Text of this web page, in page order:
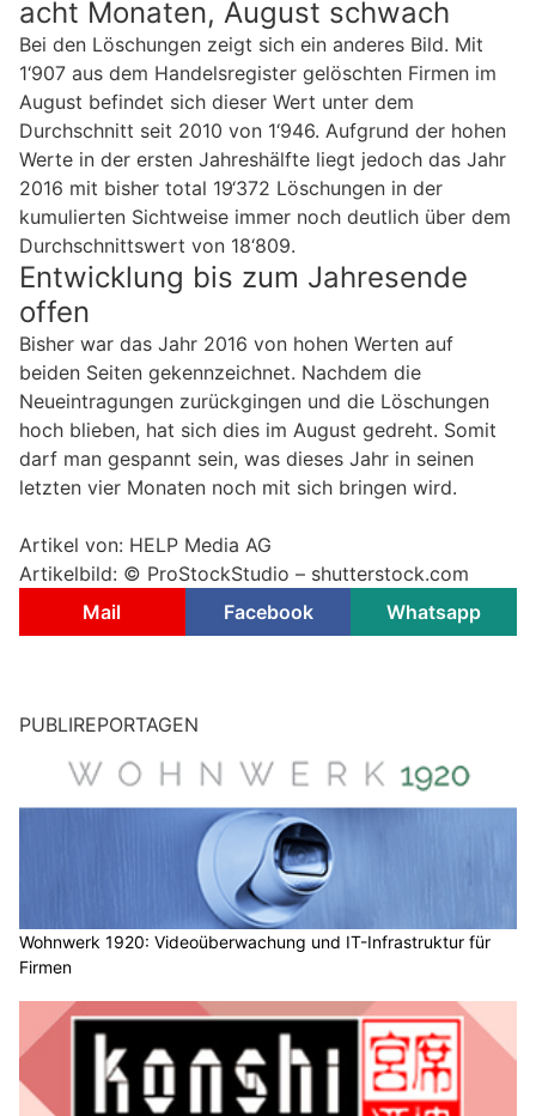
acht Monaten, August schwach
Bei den Löschungen zeigt sich ein anderes Bild. Mit
1‘907 aus dem Handelsregister gelöschten Firmen im
August befindet sich dieser Wert unter dem
Durchschnitt seit 2010 von 1‘946. Aufgrund der hohen
Werte in der ersten Jahreshälfte liegt jedoch das Jahr
2016 mit bisher total 19‘372 Löschungen in der
kumulierten Sichtweise immer noch deutlich über dem
Durchschnittswert von 18‘809.
Entwicklung bis zum Jahresende
offen
Bisher war das Jahr 2016 von hohen Werten auf
beiden Seiten gekennzeichnet. Nachdem die
Neueintragungen zurückgingen und die Löschungen
hoch blieben, hat sich dies im August gedreht. Somit
darf man gespannt sein, was dieses Jahr in seinen
letzten vier Monaten noch mit sich bringen wird.
Artikel von: HELP Media AG
Artikelbild: © ProStockStudio – shutterstock.com
Mail
Facebook Whatsapp
PUBLIREPORTAGEN
Wohnwerk 1920: Videoüberwachung und IT-Infrastruktur für
Firmen